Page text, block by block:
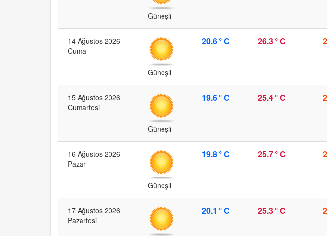
Güneşli
14 Ağustos 2026
Cuma
Güneşli
20.6 ° C 26.3 ° C
15 Ağustos 2026
Cumartesi
Güneşli
19.6 ° C 25.4 ° C
16 Ağustos 2026
Pazar
Güneşli
19.8 ° C 25.7 ° C
17 Ağustos 2026
Pazartesi
20.1 ° C 25.3 ° C